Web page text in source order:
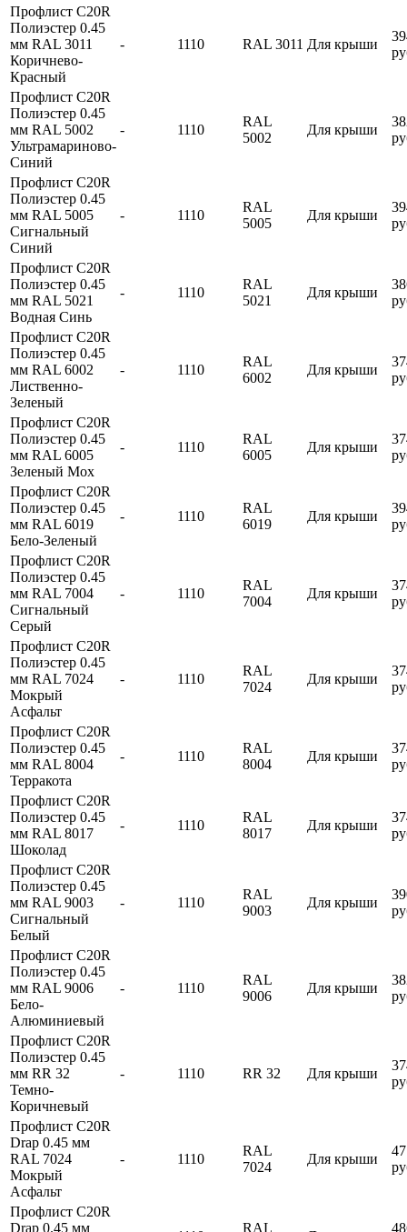
Профлист С20R
Полиэстер 0.45
мм RAL 3011
Коричнево-
Красный
- 1110 RAL 3011 Для крыши
Профлист С20R
Полиэстер 0.45
мм RAL 5002
Ультрамариново-
Синий
- 1110
RAL
5002
Для крыши
Профлист С20R
Полиэстер 0.45
мм RAL 5005
Сигнальный
Синий
- 1110
RAL
5005
Для крыши
Профлист С20R
Полиэстер 0.45
мм RAL 5021
Водная Синь
- 1110
RAL
5021
Для крыши
Профлист С20R
Полиэстер 0.45
мм RAL 6002
Лиственно-
Зеленый
- 1110
RAL
6002
Для крыши
Профлист С20R
Полиэстер 0.45
мм RAL 6005
Зеленый Мох
- 1110
RAL
6005
Для крыши
Профлист С20R
Полиэстер 0.45
мм RAL 6019
Бело-Зеленый
- 1110
RAL
6019
Для крыши
Профлист С20R
Полиэстер 0.45
мм RAL 7004
Сигнальный
Серый
- 1110
RAL
7004
Для крыши
Профлист С20R
Полиэстер 0.45
мм RAL 7024
Мокрый
Асфальт
- 1110
RAL
7024
Для крыши
Профлист С20R
Полиэстер 0.45
мм RAL 8004
Терракота
- 1110
RAL
8004
Для крыши
Профлист С20R
Полиэстер 0.45
мм RAL 8017
Шоколад
- 1110
RAL
8017
Для крыши
Профлист С20R
Полиэстер 0.45
мм RAL 9003
Сигнальный
Белый
- 1110
RAL
9003
Для крыши
Профлист С20R
Полиэстер 0.45
мм RAL 9006
Бело-
Алюминиевый
- 1110
RAL
9006
Для крыши
Профлист С20R
Полиэстер 0.45
мм RR 32
Темно-
Коричневый
- 1110 RR 32 Для крыши
Профлист С20R
Drap 0.45 мм
RAL 7024
Мокрый
Асфальт
- 1110
RAL
7024
Для крыши
Профлист С20R
Drap 0.45 мм
RAL